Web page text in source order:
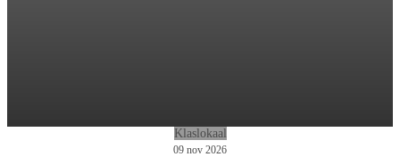
Klaslokaal
09 nov 2026